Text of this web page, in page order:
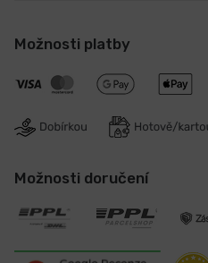
Možnosti platby
Možnosti doručení